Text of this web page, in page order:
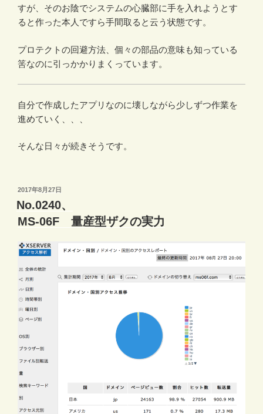
すが、そのお陰でシステムの心臓部に手を入れようとす
ると作った本人ですら手間取ると云う状態です。
プロテクトの回避方法、個々の部品の意味も知っている
筈なのに引っかかりまくっています。
自分で作成したアプリなのに壊しながら少しずつ作業を
進めていく、、、
そんな日々が続きそうです。
投
稿
日:
2017年8月27日
No.0240、
MS-06F 量産型ザクの実力